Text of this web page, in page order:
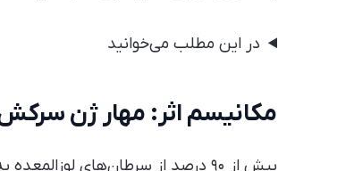
در این مطلب می‌خوانید
مکانیسم اثر: مهار ژن